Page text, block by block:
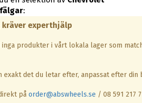
fälgar:
kräver experthjälp
inga produkter i vårt lokala lager som
exakt det du letar efter, anpassat efter din
påorder@abswheels.se / 08 591 217